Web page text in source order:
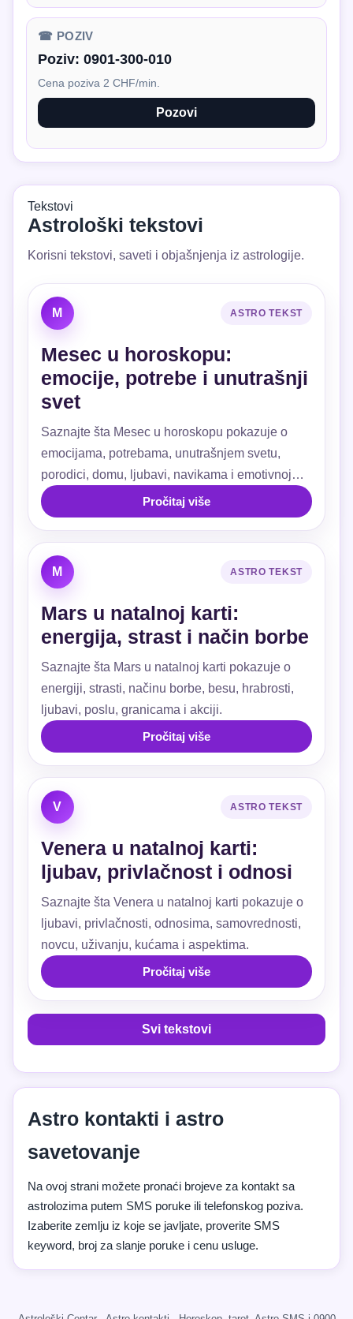
☎ POZIV
Poziv: 0901-300-010
Cena poziva 2 CHF/min.
Pozovi
Tekstovi
Astrološki tekstovi
Korisni tekstovi, saveti i objašnjenja iz astrologije.
M ASTRO TEKST
Mesec u horoskopu:
emocije, potrebe i unutrašnji
svet
Saznajte šta Mesec u horoskopu pokazuje o
emocijama, potrebama, unutrašnjem svetu,
porodici, domu, ljubavi, navikama i emotivnoj
sigurnosti.
Pročitaj više
M ASTRO TEKST
Mars u natalnoj karti:
energija, strast i način borbe
Saznajte šta Mars u natalnoj karti pokazuje o
energiji, strasti, načinu borbe, besu, hrabrosti,
ljubavi, poslu, granicama i akciji.
Pročitaj više
V ASTRO TEKST
Venera u natalnoj karti:
ljubav, privlačnost i odnosi
Saznajte šta Venera u natalnoj karti pokazuje o
ljubavi, privlačnosti, odnosima, samovrednosti,
novcu, uživanju, kućama i aspektima.
Pročitaj više
Svi tekstovi
Astro kontakti i astro
savetovanje
Na ovoj strani možete pronaći brojeve za kontakt sa
astrolozima putem SMS poruke ili telefonskog poziva.
Izaberite zemlju iz koje se javljate, proverite SMS
keyword, broj za slanje poruke i cenu usluge.